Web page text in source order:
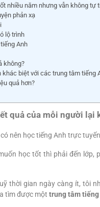
nhiều năm nhưng vẫn không tự
phản xạ
lộ trình
Anh
không?
biệt với các trung tâm tiếng
quả hơn?
quả của mỗi người lại
nên học tiếng Anh trực
học tốt thì phải đến lớp,
thời gian ngày càng ít, tôi
tìm được một trung tâm